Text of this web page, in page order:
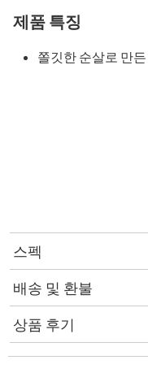
제품 특징
쫄깃한 순살로 만
스펙
배송 및 환불
상품 후기